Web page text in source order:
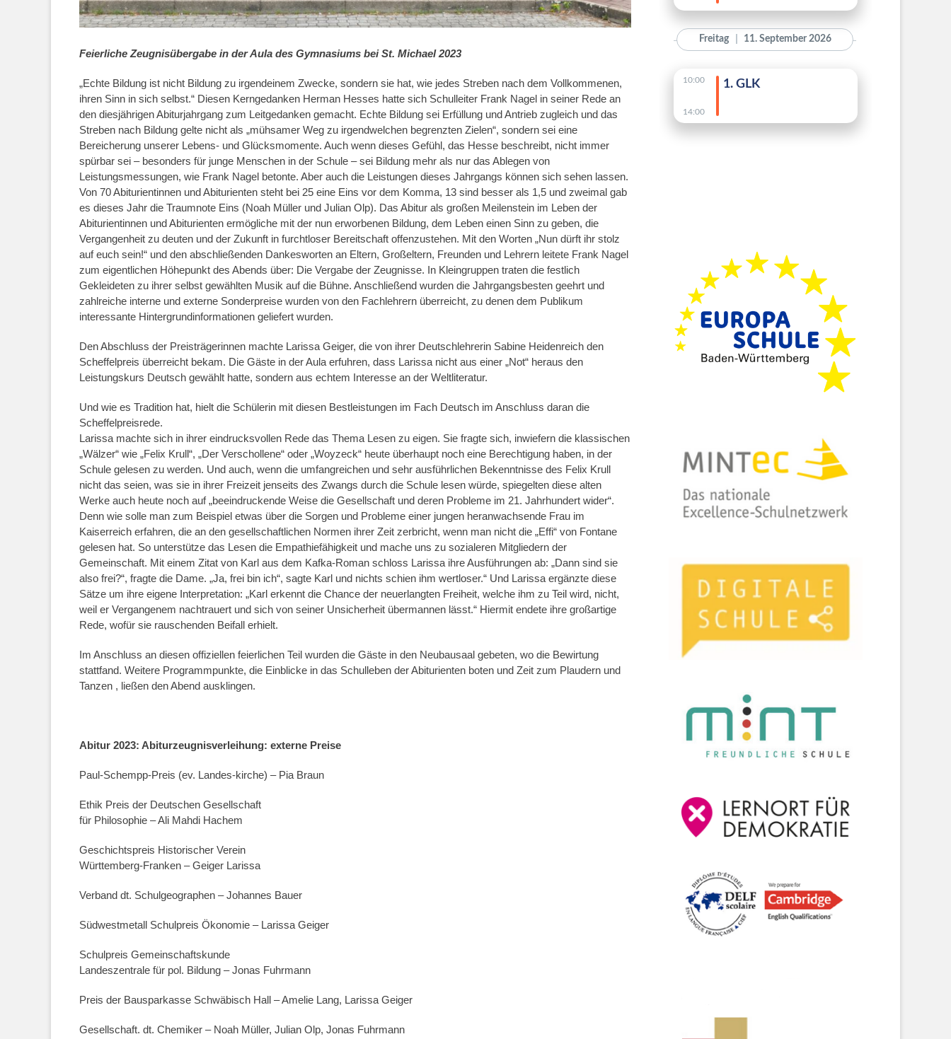
Feierliche Zeugnisübergabe in der Aula des Gymnasiums bei St. Michael 2023
„Echte Bildung ist nicht Bildung zu irgendeinem Zwecke, sondern sie hat, wie jedes Streben nach dem Vollkommenen,
ihren Sinn in sich selbst.“ Diesen Kerngedanken Herman Hesses hatte sich Schulleiter Frank Nagel in seiner Rede an
den diesjährigen Abiturjahrgang zum Leitgedanken gemacht. Echte Bildung sei Erfüllung und Antrieb zugleich und das
Streben nach Bildung gelte nicht als „mühsamer Weg zu irgendwelchen begrenzten Zielen“, sondern sei eine
Bereicherung unserer Lebens- und Glücksmomente. Auch wenn dieses Gefühl, das Hesse beschreibt, nicht immer
spürbar sei – besonders für junge Menschen in der Schule – sei Bildung mehr als nur das Ablegen von
Leistungsmessungen, wie Frank Nagel betonte. Aber auch die Leistungen dieses Jahrgangs können sich sehen lassen.
Von 70 Abiturientinnen und Abiturienten steht bei 25 eine Eins vor dem Komma, 13 sind besser als 1,5 und zweimal gab
es dieses Jahr die Traumnote Eins (Noah Müller und Julian Olp). Das Abitur als großen Meilenstein im Leben der
Abiturientinnen und Abiturienten ermögliche mit der nun erworbenen Bildung, dem Leben einen Sinn zu geben, die
Vergangenheit zu deuten und der Zukunft in furchtloser Bereitschaft offenzustehen. Mit den Worten „Nun dürft ihr stolz
auf euch sein!“ und den abschließenden Dankesworten an Eltern, Großeltern, Freunden und Lehrern leitete Frank Nagel
zum eigentlichen Höhepunkt des Abends über: Die Vergabe der Zeugnisse. In Kleingruppen traten die festlich
Gekleideten zu ihrer selbst gewählten Musik auf die Bühne. Anschließend wurden die Jahrgangsbesten geehrt und
zahlreiche interne und externe Sonderpreise wurden von den Fachlehrern überreicht, zu denen dem Publikum
interessante Hintergrundinformationen geliefert wurden.
Den Abschluss der Preisträgerinnen machte Larissa Geiger, die von ihrer Deutschlehrerin Sabine Heidenreich den
Scheffelpreis überreicht bekam. Die Gäste in der Aula erfuhren, dass Larissa nicht aus einer „Not“ heraus den
Leistungskurs Deutsch gewählt hatte, sondern aus echtem Interesse an der Weltliteratur.
Und wie es Tradition hat, hielt die Schülerin mit diesen Bestleistungen im Fach Deutsch im Anschluss daran die
Scheffelpreisrede.
Larissa machte sich in ihrer eindrucksvollen Rede das Thema Lesen zu eigen. Sie fragte sich, inwiefern die klassischen
„Wälzer“ wie „Felix Krull“, „Der Verschollene“ oder „Woyzeck“ heute überhaupt noch eine Berechtigung haben, in der
Schule gelesen zu werden. Und auch, wenn die umfangreichen und sehr ausführlichen Bekenntnisse des Felix Krull
nicht das seien, was sie in ihrer Freizeit jenseits des Zwangs durch die Schule lesen würde, spiegelten diese alten
Werke auch heute noch auf „beeindruckende Weise die Gesellschaft und deren Probleme im 21. Jahrhundert wider“.
Denn wie solle man zum Beispiel etwas über die Sorgen und Probleme einer jungen heranwachsende Frau im
Kaiserreich erfahren, die an den gesellschaftlichen Normen ihrer Zeit zerbricht, wenn man nicht die „Effi“ von Fontane
gelesen hat. So unterstütze das Lesen die Empathiefähigkeit und mache uns zu sozialeren Mitgliedern der
Gemeinschaft. Mit einem Zitat von Karl aus dem Kafka-Roman schloss Larissa ihre Ausführungen ab: „Dann sind sie
also frei?“, fragte die Dame. „Ja, frei bin ich“, sagte Karl und nichts schien ihm wertloser.“ Und Larissa ergänzte diese
Sätze um ihre eigene Interpretation: „Karl erkennt die Chance der neuerlangten Freiheit, welche ihm zu Teil wird, nicht,
weil er Vergangenem nachtrauert und sich von seiner Unsicherheit übermannen lässt.“ Hiermit endete ihre großartige
Rede, wofür sie rauschenden Beifall erhielt.
Im Anschluss an diesen offiziellen feierlichen Teil wurden die Gäste in den Neubausaal gebeten, wo die Bewirtung
stattfand. Weitere Programmpunkte, die Einblicke in das Schulleben der Abiturienten boten und Zeit zum Plaudern und
Tanzen , ließen den Abend ausklingen.
Abitur 2023: Abiturzeugnisverleihung: externe Preise
Paul-Schempp-Preis (ev. Landes-kirche) – Pia Braun
Ethik Preis der Deutschen Gesellschaft
für Philosophie – Ali Mahdi Hachem
Geschichtspreis Historischer Verein
Württemberg-Franken – Geiger Larissa
Verband dt. Schulgeographen – Johannes Bauer
Südwestmetall Schulpreis Ökonomie – Larissa Geiger
Schulpreis Gemeinschaftskunde
Landeszentrale für pol. Bildung – Jonas Fuhrmann
Preis der Bausparkasse Schwäbisch Hall – Amelie Lang, Larissa Geiger
Gesellschaft. dt. Chemiker – Noah Müller, Julian Olp, Jonas Fuhrmann